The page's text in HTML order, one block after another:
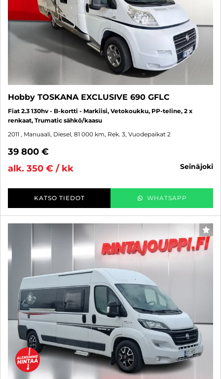
Hobby TOSKANA EXCLUSIVE 690 GFLC
Fiat 2.3 130hv - B-kortti - Markiisi, Vetokoukku, PP-teline, 2 x
renkaat, Trumatic sähkö/kaasu
2011 , Manuaali, Diesel, 81 000 km, Rek. 3, Vuodepaikat 2
39 800 €
alk. 350 € / kk
seinäjoki
KATSO TIEDOT WHATSAPP